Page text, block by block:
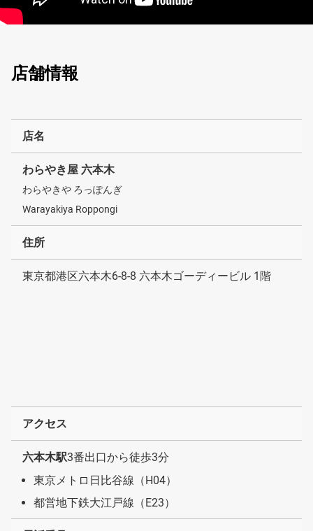
店舗情報
店名
わらやき屋 六本木
わらやきや ろっぽんぎ
Warayakiya Roppongi
住所
東京都港区六本木6-8-8 六本木ゴーディービル 1階
アクセス
六本木駅3番出口から徒歩3分
東京メトロ日比谷線（H04）
都営地下鉄大江戸線（E23）